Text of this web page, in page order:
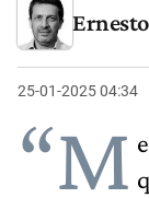
25-01-2025 04:34
“M